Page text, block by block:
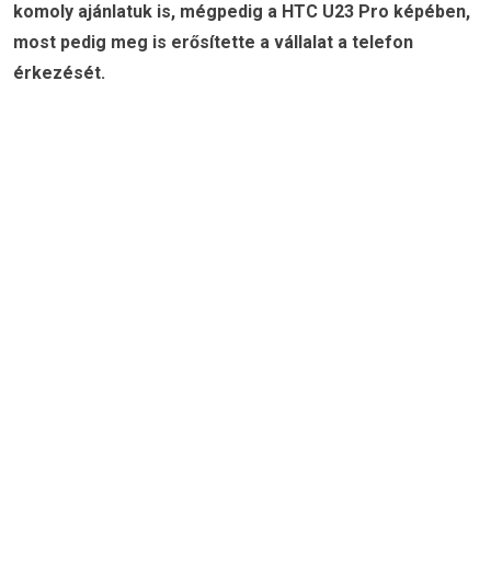
komoly ajánlatuk is, mégpedig a HTC U23 Pro képében,
most pedig meg is erősítette a vállalat a telefon
érkezését.